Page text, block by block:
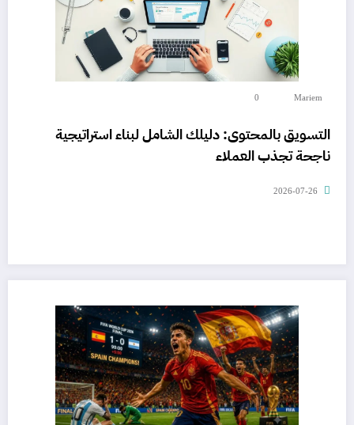
Mariem
0
التسويق بالمحتوى: دليلك الشامل لبناء استراتيجية
ناجحة تجذب العملاء
2026-07-26